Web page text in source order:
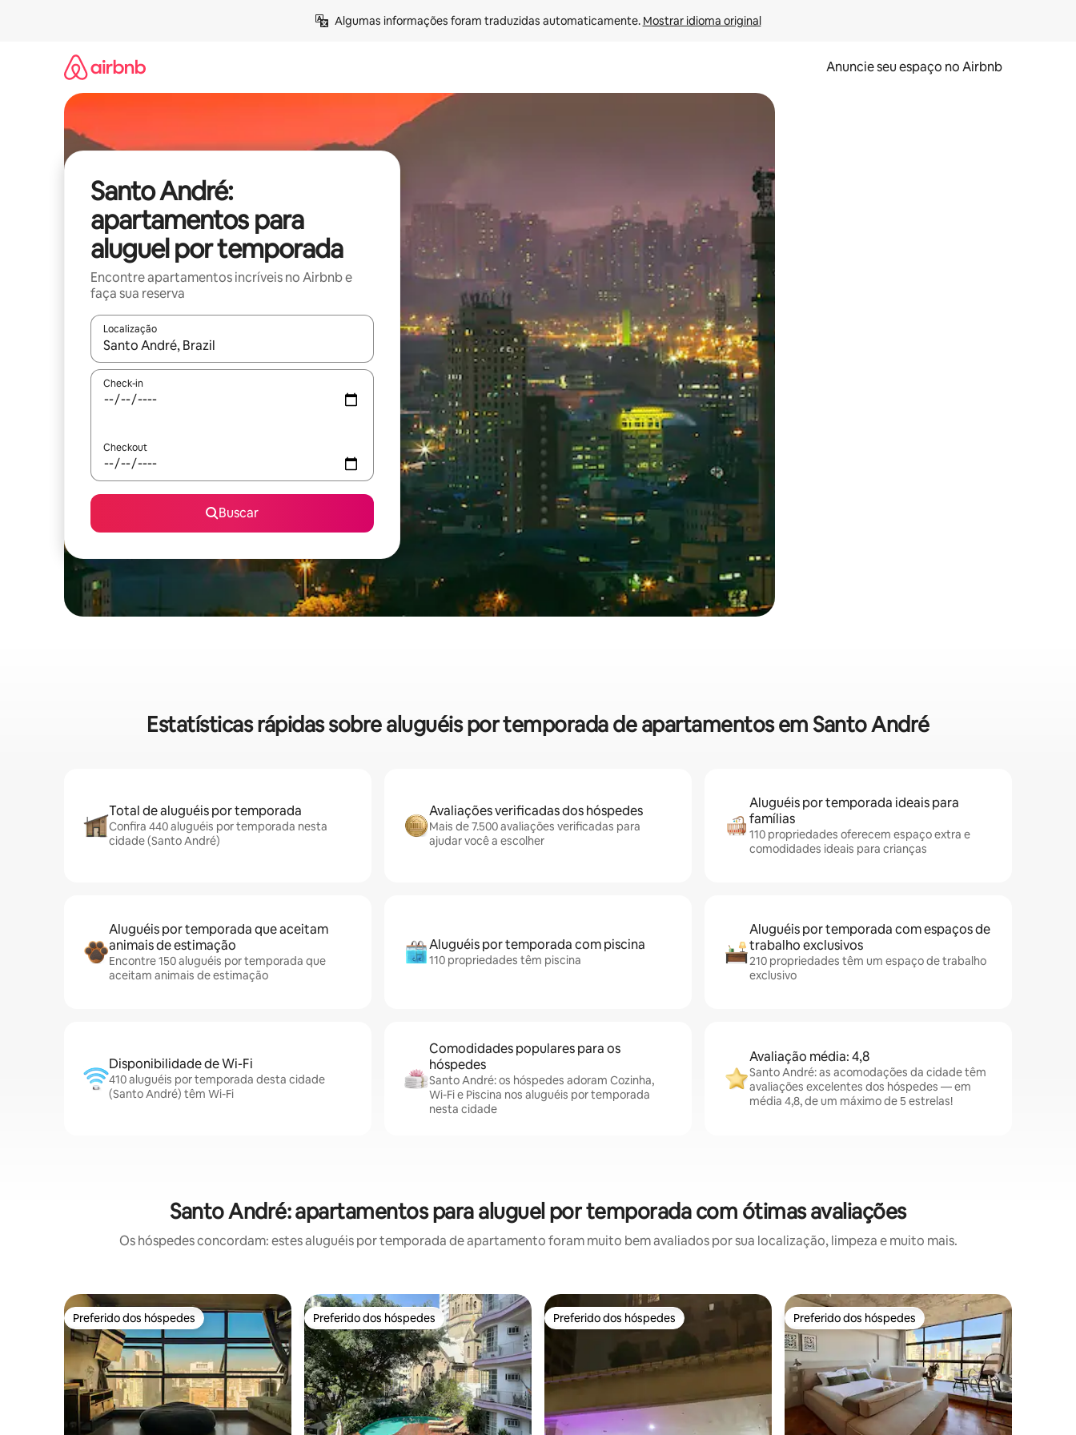
Algumas informações foram traduzidas automaticamente. Mostrar idioma original
Anuncie seu espaço no Airbnb
Santo André:
apartamentos para
aluguel por temporada
Encontre apartamentos incríveis no Airbnb e
faça sua reserva
Localização
Quando os resultados estiverem disponíveis, explore-os usando as seta para cima e para baixo do teclado ou tocando e deslizando o dedo na tela.
Check-in
Checkout
Buscar
Estatísticas rápidas sobre aluguéis por temporada de apartamentos em Santo André
Total de aluguéis por temporada
Confira 440 aluguéis por temporada nesta
cidade (Santo André)
Avaliações verificadas dos hóspedes
Mais de 7.500 avaliações verificadas para
ajudar você a escolher
Aluguéis por temporada ideais para
famílias
110 propriedades oferecem espaço extra e
comodidades ideais para crianças
Aluguéis por temporada que aceitam
animais de estimação
Encontre 150 aluguéis por temporada que
aceitam animais de estimação
Aluguéis por temporada com piscina
110 propriedades têm piscina
Aluguéis por temporada com espaços de
trabalho exclusivos
210 propriedades têm um espaço de trabalho
exclusivo
Disponibilidade de Wi-Fi
410 aluguéis por temporada desta cidade
(Santo André) têm Wi-Fi
Comodidades populares para os
hóspedes
Santo André: os hóspedes adoram Cozinha,
Wi-Fi e Piscina nos aluguéis por temporada
nesta cidade
Avaliação média: 4,8
Santo André: as acomodações da cidade têm
avaliações excelentes dos hóspedes — em
média 4,8, de um máximo de 5 estrelas!
Santo André: apartamentos para aluguel por temporada com ótimas avaliações
Os hóspedes concordam: estes aluguéis por temporada de apartamento foram muito bem avaliados por sua localização, limpeza e muito mais.
Preferido dos hóspedes
Preferido dos hóspedes Preferido dos hóspedes
Preferido dos hóspedes Preferido dos hóspedes
Preferido dos hóspedes Preferido dos hóspedes
Preferido dos hóspedes